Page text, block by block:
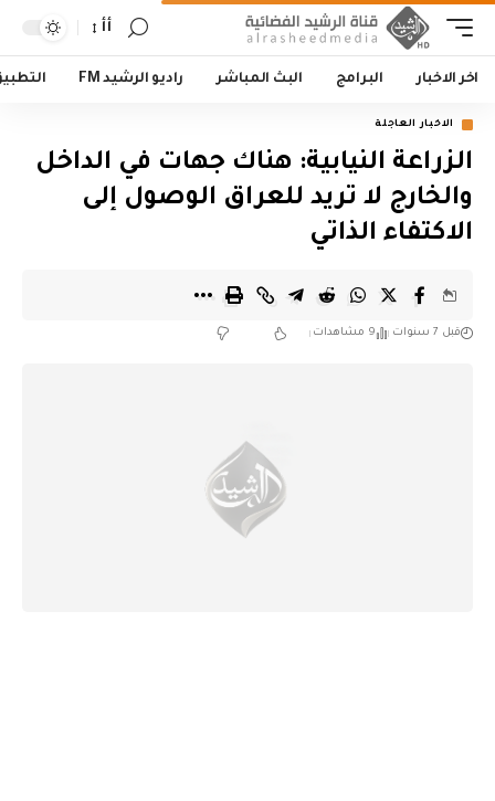
أأ
اخر الاخبار البرامج البث المباشر راديو الرشيد FM
الاخبار العاجلة
الزراعة النيابية: هناك جهات في الداخل
والخارج لا تريد للعراق الوصول إلى
الاكتفاء الذاتي
قبل 7 سنوات 9 مشاهدات